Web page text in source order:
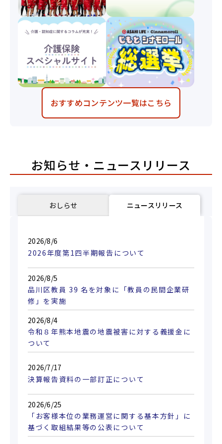
一覧はこちら
お知らせ・ニュースリリース
おしらせ ニュースリリース
2026/8/6
2026年度第1四半期報告について
2026/8/5
品川区教員 39 名を対象に「教員の民間企業研
修」を実施
2026/8/4
令和８年熊本地震の地震被害に対する義援金に
ついて
2026/7/17
決算報告資料の一部訂正について
2026/6/25
「お客様本位の業務運営に関する基本方針」に
基づく取組結果等の公表について